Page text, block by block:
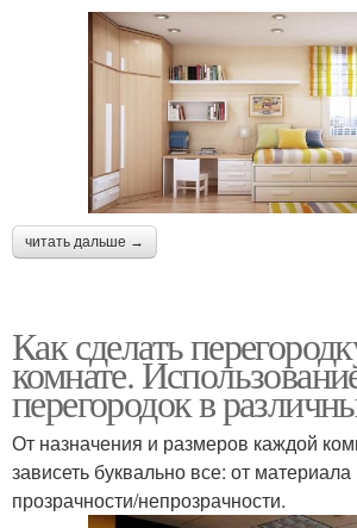
читать дальше →
Как сделать
комнате.
перегородок в
От назначения и размеров каждой
зависеть буквально все: от
прозрачности/непрозрачности.